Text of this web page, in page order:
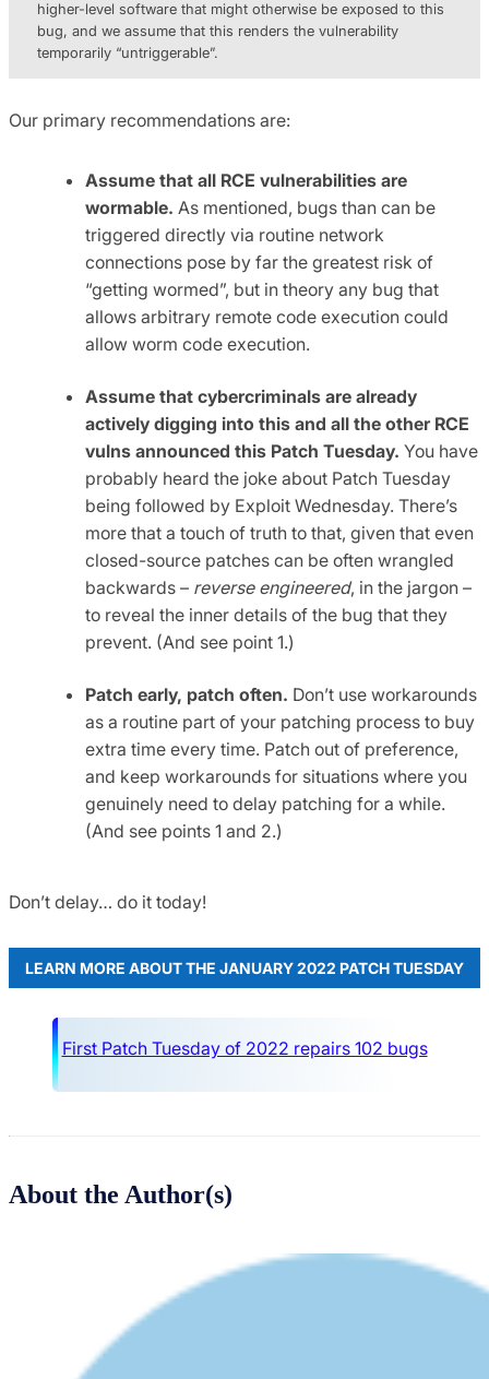
higher-level software that might otherwise be exposed to this
bug, and we assume that this renders the vulnerability
temporarily “untriggerable”.
Our primary recommendations are:
Assume that all RCE vulnerabilities are
wormable. As mentioned, bugs than can be
triggered directly via routine network
connections pose by far the greatest risk of
“getting wormed”, but in theory any bug that
allows arbitrary remote code execution could
allow worm code execution.
Assume that cybercriminals are already
actively digging into this and all the other RCE
vulns announced this Patch Tuesday. You have
probably heard the joke about Patch Tuesday
being followed by Exploit Wednesday. There’s
more that a touch of truth to that, given that even
closed-source patches can be often wrangled
backwards – reverse engineered, in the jargon –
to reveal the inner details of the bug that they
prevent. (And see point 1.)
Patch early, patch often. Don’t use workarounds
as a routine part of your patching process to buy
extra time every time. Patch out of preference,
and keep workarounds for situations where you
genuinely need to delay patching for a while.
(And see points 1 and 2.)
Don’t delay… do it today!
LEARN MORE ABOUT THE JANUARY 2022 PATCH TUESDAY
First Patch Tuesday of 2022 repairs 102 bugs
About the Author(s)